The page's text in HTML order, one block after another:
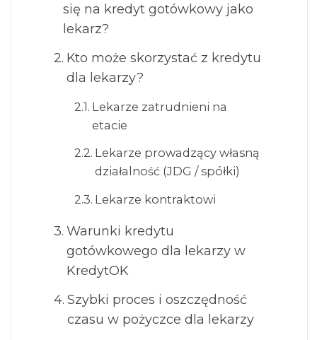
się na kredyt gotówkowy jako
lekarz?
Kto może skorzystać z kredytu
dla lekarzy?
Lekarze zatrudnieni na
etacie
Lekarze prowadzący własną
działalność (JDG / spółki)
Lekarze kontraktowi
Warunki kredytu
gotówkowego dla lekarzy w
KredytOK
Szybki proces i oszczędność
czasu w pożyczce dla lekarzy